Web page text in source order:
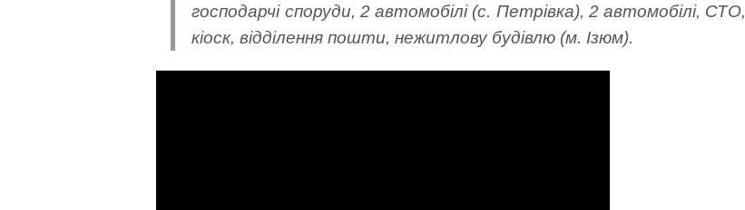
господарчі споруди, 2 автомобілі (с. Петрівка), 2 автомобілі, СТО,
кіоск, відділення пошти, нежитлову будівлю (м. Ізюм).